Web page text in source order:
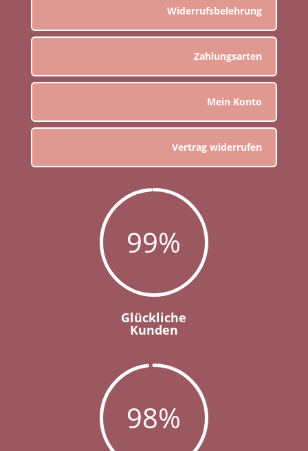
Widerrufsbelehrung
Zahlungsarten
Mein Konto
Vertrag widerrufen
99%
Glückliche
Kunden
98%